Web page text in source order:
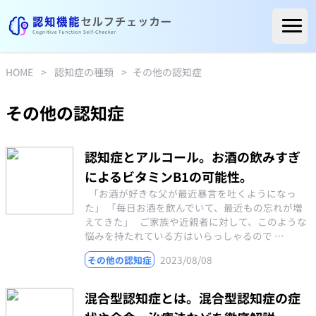
ホーム
ご利用者様の声
よくある質問
医療関係の方へ
医療機関リスト
HOME > 認知症の種類 > その他の認知症
その他の認知症
認知症とアルコール。お酒の飲みすぎ
によるビタミンB1の可能性。
「お酒が好きな父が最近暴言を吐くようになっ
た」 「毎日お酒を飲んでいて、最近もの忘れが増
えてきた」 ご家族や近親者に対して、このような
悩みを持たれている方はいらっしゃるので …
その他の認知症 2023/08/08
混合型認知症とは。混合型認知症の症